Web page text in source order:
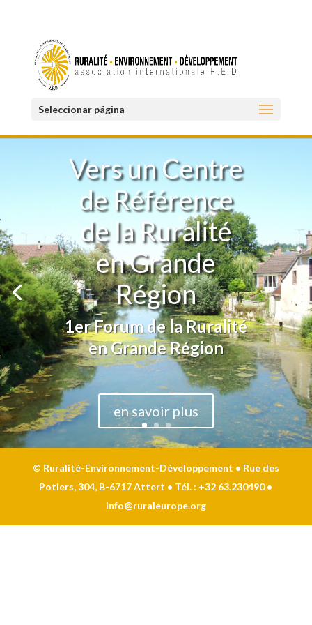
Seleccionar página
Vers un Centre
de Référence
de la Ruralité
en Grande
Région
1er Forum de la Ruralité
en Grande Région
en savoir plus
© Ruralité-Environnement-Développement • Rue des
Potiers, 304, B-6717 Attert • Tél. : +32 63.230490 •
info@ruraleurope.org